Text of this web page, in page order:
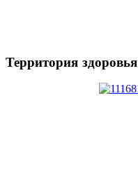
Территория здоровья